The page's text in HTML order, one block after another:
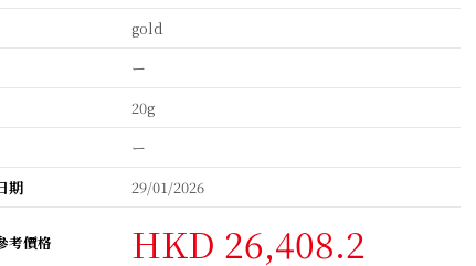
gold
ー
20g
ー
期
29/01/2026
考價格 HKD 26,408.2